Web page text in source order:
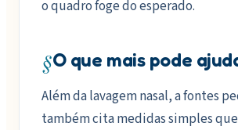
o quadro foge do esperado.
§O que mais pode
Além da lavagem nasal, a fontes
também cita medidas simples